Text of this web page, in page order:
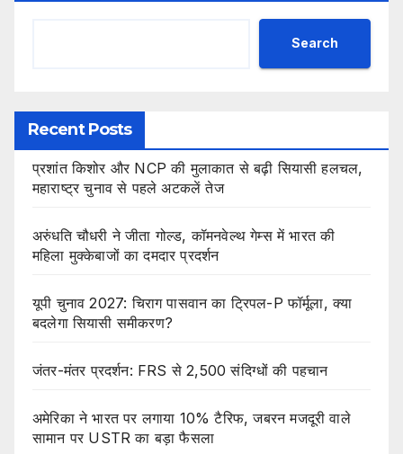
Search
Recent Posts
प्रशांत किशोर और NCP की मुलाकात से बढ़ी सियासी हलचल,
महाराष्ट्र चुनाव से पहले अटकलें तेज
अरुंधति चौधरी ने जीता गोल्ड, कॉमनवेल्थ गेम्स में भारत की
महिला मुक्केबाजों का दमदार प्रदर्शन
यूपी चुनाव 2027: चिराग पासवान का ट्रिपल-P फॉर्मूला, क्या
बदलेगा सियासी समीकरण?
जंतर-मंतर प्रदर्शन: FRS से 2,500 संदिग्धों की पहचान
अमेरिका ने भारत पर लगाया 10% टैरिफ, जबरन मजदूरी वाले
सामान पर USTR का बड़ा फैसला